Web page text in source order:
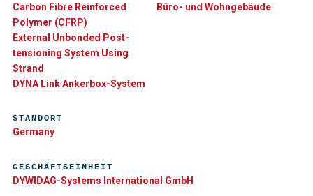
Carbon Fibre Reinforced
Polymer (CFRP)
External Unbonded Post-
tensioning System Using
Strand
DYNA Link Ankerbox-System
Büro- und Wohngebäude
GESCHÄFTSEINHEIT
DYWIDAG-Systems International GmbH
STANDORT
Germany